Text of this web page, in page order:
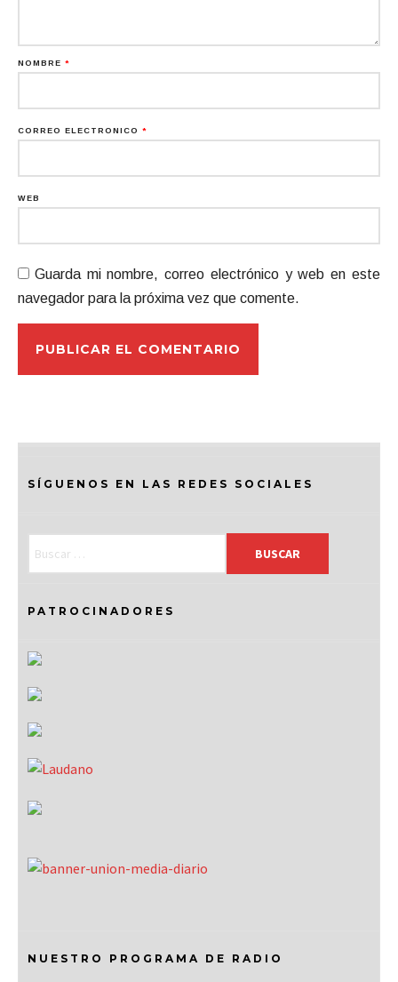
NOMBRE *
CORREO ELECTRÓNICO *
WEB
Guarda mi nombre, correo electrónico y web en este
navegador para la próxima vez que comente.
SÍGUENOS EN LAS REDES SOCIALES
PATROCINADORES
NUESTRO PROGRAMA DE RADIO